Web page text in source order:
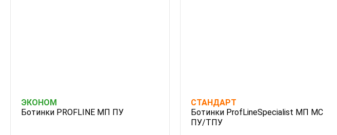
ЭКОНОМ
Ботинки PROFLINE МП ПУ
СТАНДАРТ
Ботинки ProfLineSpecialist МП МС
ПУ/ТПУ